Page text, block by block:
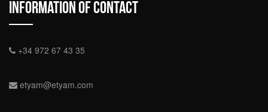
Information Of Contact
+34 972 67 43 35
etyam@etyam.com